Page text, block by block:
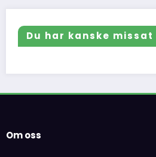
Du har kanske missat
Om oss